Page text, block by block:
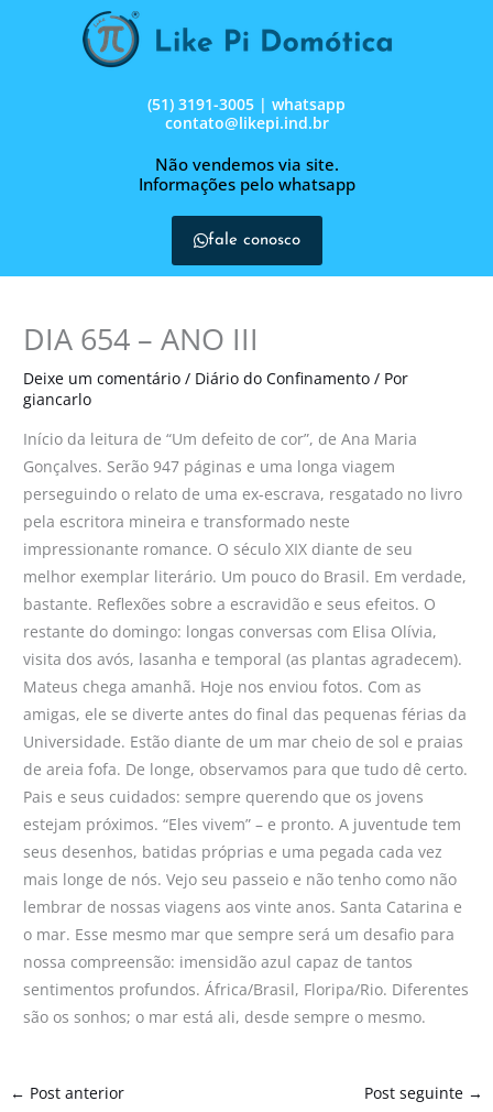
(51) 3191-3005 | whatsapp
contato@likepi.ind.br
Não vendemos via site.
Informações pelo whatsapp
fale conosco
DIA 654 – ANO III
Deixe um comentário / Diário do Confinamento / Por
giancarlo
Início da leitura de “Um defeito de cor”, de Ana Maria
Gonçalves. Serão 947 páginas e uma longa viagem
perseguindo o relato de uma ex-escrava, resgatado no livro
pela escritora mineira e transformado neste
impressionante romance. O século XIX diante de seu
melhor exemplar literário. Um pouco do Brasil. Em verdade,
bastante. Reflexões sobre a escravidão e seus efeitos. O
restante do domingo: longas conversas com Elisa Olívia,
visita dos avós, lasanha e temporal (as plantas agradecem).
Mateus chega amanhã. Hoje nos enviou fotos. Com as
amigas, ele se diverte antes do final das pequenas férias da
Universidade. Estão diante de um mar cheio de sol e praias
de areia fofa. De longe, observamos para que tudo dê certo.
Pais e seus cuidados: sempre querendo que os jovens
estejam próximos. “Eles vivem” – e pronto. A juventude tem
seus desenhos, batidas próprias e uma pegada cada vez
mais longe de nós. Vejo seu passeio e não tenho como não
lembrar de nossas viagens aos vinte anos. Santa Catarina e
o mar. Esse mesmo mar que sempre será um desafio para
nossa compreensão: imensidão azul capaz de tantos
sentimentos profundos. África/Brasil, Floripa/Rio. Diferentes
são os sonhos; o mar está ali, desde sempre o mesmo.
← Post anterior Post seguinte →